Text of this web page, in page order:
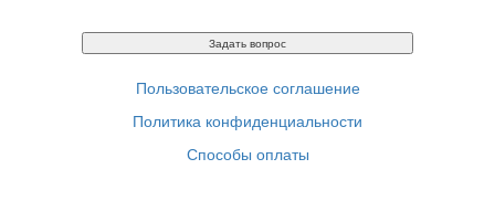
Задать вопрос
Пользовательское соглашение
Политика конфиденциальности
Способы оплаты